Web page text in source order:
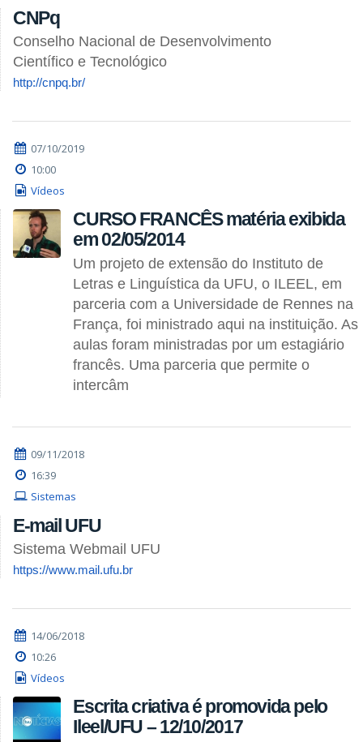
CNPq
Conselho Nacional de Desenvolvimento
Científico e Tecnológico
http://cnpq.br/
07/10/2019
10:00
Vídeos
CURSO FRANCÊS matéria exibida
em 02/05/2014
Um projeto de extensão do Instituto de
Letras e Linguística da UFU, o ILEEL, em
parceria com a Universidade de Rennes na
França, foi ministrado aqui na instituição. As
aulas foram ministradas por um estagiário
francês. Uma parceria que permite o
intercâm
09/11/2018
16:39
Sistemas
E-mail UFU
Sistema Webmail UFU
https://www.mail.ufu.br
14/06/2018
10:26
Vídeos
Escrita criativa é promovida pelo
Ileel/UFU – 12/10/2017